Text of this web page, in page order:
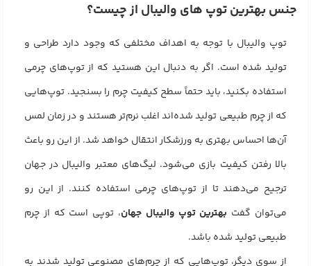
جنس بهترین توپ‌ های والیبال از چیست؟
توپ والیبال با توجه به اهداف مختلفی که وجود دارد طراحی و
تولید شده است. اگر به دنبال این هستید که از توپ‌های چرمی
استفاده بکنید، باید حتماً سطح کیفیت چرم را بسنجید. توپ‌هایی
که از چرم طبیعی تولید شده‌اند اغلب نرم‌تر هستند و در زمان لمس
آن‌ها احساس بهتری به ورزشکار انتقال خواهد شد. از این رو باعث
بالا رفتن کیفیت بازی می‌شود. لیگ‌های معتبر والیبال در جهان
ترجیح می‌دهند تا از توپ‌های چرمی استفاده کنند. از این رو
می‌توان گفت بهترین توپ والیبال جهان، توپی است که از چرم
طبیعی تولید شده باشد.
از سوی دیگر، توپ‌هایی که از چرم‌های مصنوعی تولید شدند به